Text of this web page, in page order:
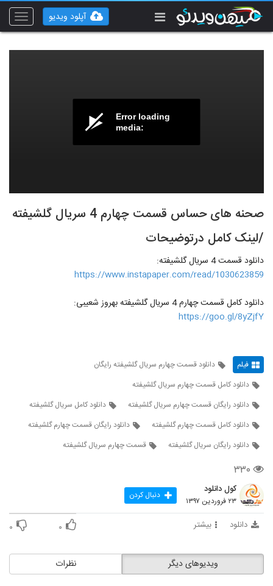
Toggle
آپلود ویدیو
Error loading
media:
صحنه های حساس قسمت چهارم 4 سریال گلشیفته
/لینک کامل درتوضیحات
دانلود قسمت 4 سریال گلشیفته:
https://www.instapaper.com/read/1030623859
دانلود کامل قسمت چهارم 4 سریال گلشیفته بهروز شعیبی:
https://goo.gl/8yZjfY
فیلم
دانلود قسمت چهارم سریال گلشیفته رایگان
دانلود کامل قسمت چهارم سریال گلشیفته
دانلود رایگان قسمت چهارم سریال گلشیفته
دانلود کامل سریال گلشیفته
دانلود کامل قسمت چهارم گلشیفته
دانلود رایگان قسمت چهارم گلشیفته
دانلود رایگان سریال گلشیفته
قسمت چهارم سریال گلشیفته
۳۳۰
کول دانلود
۲۳ فروردین ۱۳۹۷ دنبال کردن
دانلود بیشتر ۰ ۰
نظرات ویدیوهای دیگر